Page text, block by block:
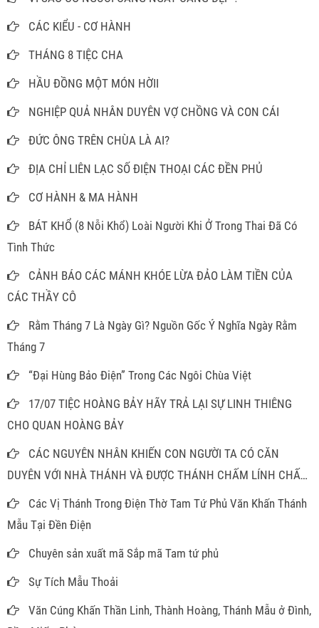
CÁC KIỂU - CƠ HÀNH
THÁNG 8 TIỆC CHA
HẦU ĐỒNG MỘT MÓN HỜII
NGHIỆP QUẢ NHÂN DUYÊN VỢ CHỒNG VÀ CON CÁI
ĐỨC ÔNG TRÊN CHÙA LÀ AI?
ĐỊA CHỈ LIÊN LẠC SỐ ĐIỆN THOẠI CÁC ĐỀN PHỦ
CƠ HÀNH & MA HÀNH
BÁT KHỔ (8 Nỗi Khổ) Loài Người Khi Ở Trong Thai Đã Có
Tình Thức
CẢNH BÁO CÁC MÁNH KHÓE LỪA ĐẢO LÀM TIỀN CỦA
CÁC THẦY CÔ
Rằm Tháng 7 Là Ngày Gì? Nguồn Gốc Ý Nghĩa Ngày Rằm
Tháng 7
“Đại Hùng Bảo Điện” Trong Các Ngôi Chùa Việt
17/07 TIỆC HOÀNG BẢY HÃY TRẢ LẠI SỰ LINH THIÊNG
CHO QUAN HOÀNG BẢY
CÁC NGUYÊN NHÂN KHIẾN CON NGƯỜI TA CÓ CĂN
DUYÊN VỚI NHÀ THÁNH VÀ ĐƯỢC THÁNH CHẤM LÍNH CHẤM
ĐỒNGCác Vị Thánh Trong Điện Thờ Tam Tứ Phủ Văn Khấn Thánh
Mẫu Tại Đền Điện
Chuyên sản xuất mã Sắp mã Tam tứ phủ
Sự Tích Mẫu Thoải
Văn Cúng Khấn Thần Linh, Thành Hoàng, Thánh Mẫu ở Đình,